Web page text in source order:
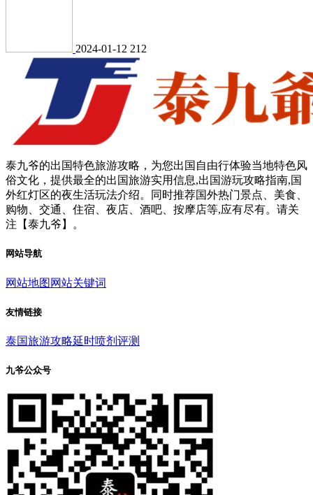
2024-01-12 212
泰九爷的出国特色旅游攻略，为您出国自由行体验当地特色风
俗文化，提供最全的出国旅游实用信息,出国游玩攻略指南,国
外红灯区的夜生活玩法介绍。同时推荐国外热门景点、美食、
购物、交通、住宿、夜店、酒吧、按摩店等,应有尽有。请关
注【泰九爷】。
网站导航
网站地图 网站关键词
友情链接
泰国旅游攻略延时喷剂评测
九爷公众号